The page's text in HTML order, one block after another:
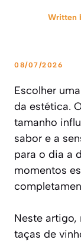
Written
08/07/2026
Escolher
da estética.
tamanho
sabor e a
para o dia a
momentos
Neste artigo,
taças de